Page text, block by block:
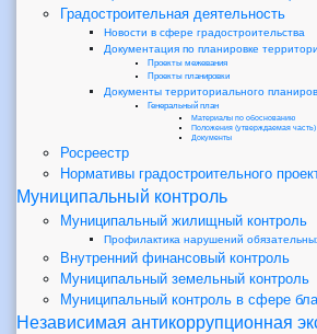
Градостроительная деятельность
Новости в сфере градостроительства
Документация по планировке
Проекты межевания
Проекты планировки
Документы территориального
Генеральный план
Материалы по обоснованию
Положения (утверждаемая часть)
Документы
Росреестр
Нормативы градостроительного
Муниципальный контроль
Муниципальный жилищный контроль
Профилактика нарушений
Внутренний финансовый контроль
Муниципальный земельный контроль
Муниципальный контроль в сфере
Независимая антикоррупционная